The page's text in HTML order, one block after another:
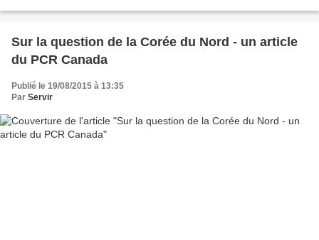
Sur la question de la Corée du Nord - un article
du PCR Canada
Publié le 19/08/2015 à 13:35
Par Servir